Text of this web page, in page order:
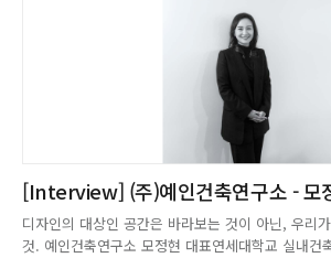
[Interview] (주)예인건축연구소 - 모
디자인의 대상인 공간은 바라보는 것이 아닌, 우리
것. 예인건축연구소 모정현 대표연세대학교 실내건